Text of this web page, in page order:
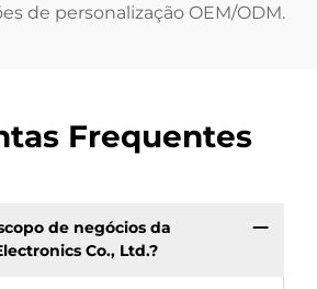
de personalização OEM/ODM.
Frequentes
de negócios da
Co., Ltd.?